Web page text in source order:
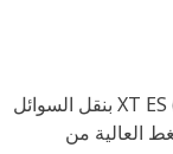
يقوم خرطوم الضغط العالي (الحلزون المحسَّن) XT ES بنقل السوائل
العالية من